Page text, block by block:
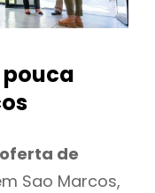
oferta de
Sao Marcos,